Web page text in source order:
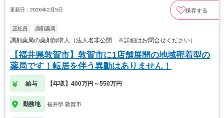
更新日：2026年2月5日 保存する
正社員 調剤薬局
調剤薬局の薬剤師求人（法人名非公開 ※詳細はお問合せください）
【福井県敦賀市】敦賀市に1店舗展開の地域密着型の
薬局です！転居を伴う異動はありません！
給与 【年収】400万円～550万円
勤務地 福井県 敦賀市